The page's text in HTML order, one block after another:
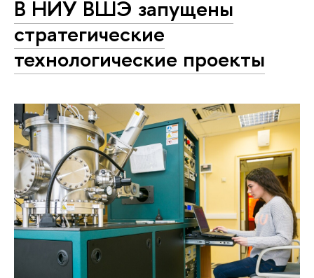
В НИУ ВШЭ запущены
стратегические
технологические проекты